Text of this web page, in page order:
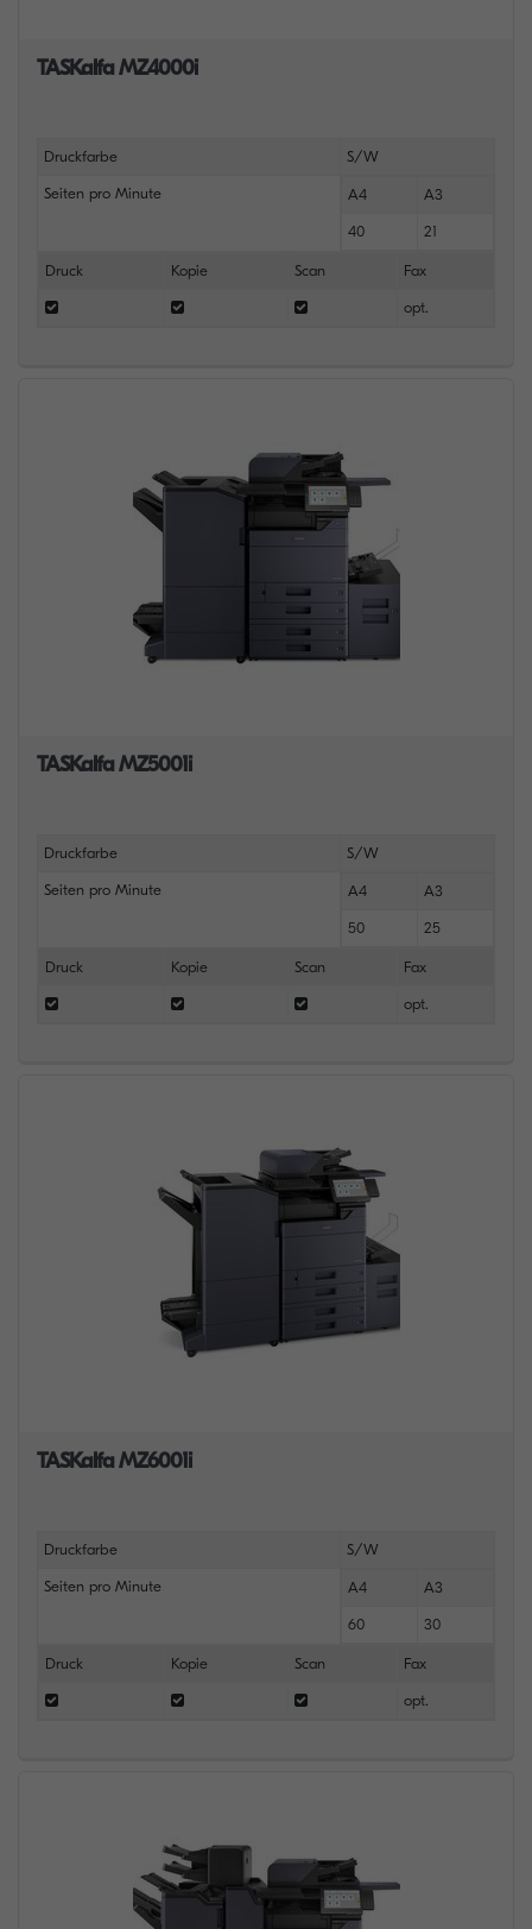
TASKalfa MZ4000i
Druckfarbe S/W
Seiten pro Minute A4 A3
40 21
Druck Kopie Scan Fax
opt.
TASKalfa MZ5001i
Druckfarbe S/W
Seiten pro Minute A4 A3
50 25
Druck Kopie Scan Fax
opt.
TASKalfa MZ6001i
Druckfarbe S/W
Seiten pro Minute A4 A3
60 30
Druck Kopie Scan Fax
opt.